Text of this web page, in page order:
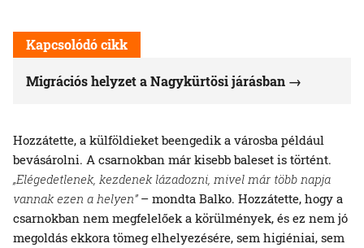
Kapcsolódó cikk
Migrációs helyzet a Nagykürtösi járásban
Hozzátette, a külföldieket beengedik a városba például
bevásárolni. A csarnokban már kisebb baleset is történt.
„Elégedetlenek, kezdenek lázadozni, mivel már több napja
vannak ezen a helyen”– mondta Balko. Hozzátette, hogy a
csarnokban nem megfelelőek a körülmények, és ez nem jó
megoldás ekkora tömeg elhelyezésére, sem higiéniai, sem